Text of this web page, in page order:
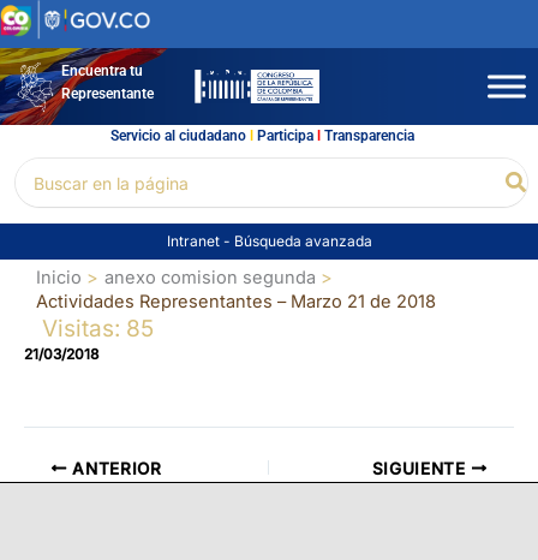
Ir
al
contenidoEncuentra tu
Representante
Servicio al ciudadano l Participal Transparencia
por:
Intranet - Búsqueda avanzada
Inicio
anexo comision segunda
Actividades Representantes – Marzo 21 de 2018
Visitas: 85
21/03/2018
ANTERIOR SIGUIENTE